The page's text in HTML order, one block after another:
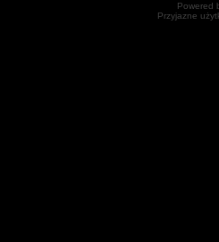
Powered
Przyjazne